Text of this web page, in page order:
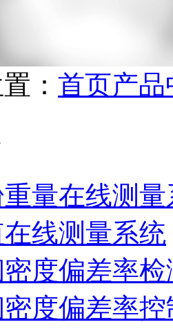
： 首页产
量在线测
线测量系统
度偏差率检
度偏差率